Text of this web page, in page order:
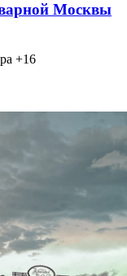
Москвы
+16